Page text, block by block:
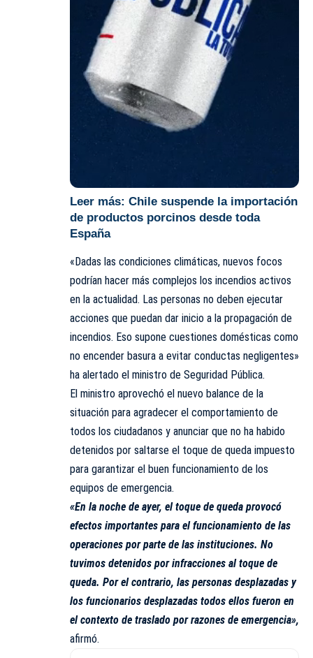
Leer más: Chile suspende la importación
de productos porcinos desde toda
España
«Dadas las condiciones climáticas, nuevos focos
podrían hacer más complejos los incendios activos
en la actualidad. Las personas no deben ejecutar
acciones que puedan dar inicio a la propagación de
incendios. Eso supone cuestiones domésticas como
no encender basura a evitar conductas negligentes»
ha alertado el ministro de Seguridad Pública.
El ministro aprovechó el nuevo balance de la
situación para agradecer el comportamiento de
todos los ciudadanos y anunciar que no ha habido
detenidos por saltarse el toque de queda impuesto
para garantizar el buen funcionamiento de los
equipos de emergencia.
«En la noche de ayer, el toque de queda provocó
efectos importantes para el funcionamiento de las
operaciones por parte de las instituciones. No
tuvimos detenidos por infracciones al toque de
queda. Por el contrario, las personas desplazadas y
los funcionarios desplazadas todos ellos fueron en
el contexto de traslado por razones de emergencia»,
afirmó.